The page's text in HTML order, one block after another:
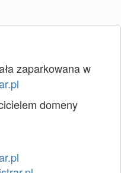
zaparkowana w
domeny